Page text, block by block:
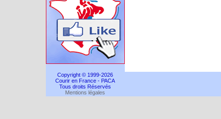
Copyright © 1999-2026
Courir en France - PACA
Tous droits Réservés
Mentions légales